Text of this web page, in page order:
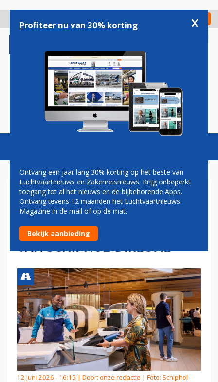
gaan
Check in
Magazine Podcasts Vacatures
BOZE BEVEILIGERS EISEN
BETERE
ARBEIDSOMSTANDIGHEDEN
VAN SCHIPHOL-DIRECTIE
12 juni 2026 - 16:15 | Door: onze redactie | Foto: Schiphol
Profiteer nu van 30% korting x
Ontvang een jaar lang 30% korting op het beste van
Luchtvaartnieuws en Zakenreisnieuws. Krijg onbeperkt
toegang tot al het nieuws en de bijbehorende Apps.
Ontvang tevens 12 maanden het Luchtvaartnieuws
Magazine in de mail of op de mat.
Bekijk aanbieding